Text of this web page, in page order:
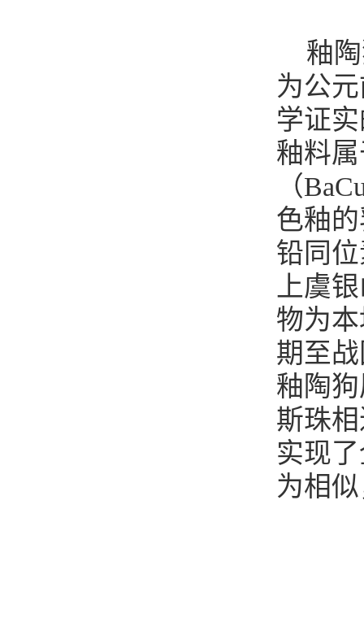
釉
为公
学证
釉料
（
色釉
铅同
上虞
物为
期至
釉陶
斯珠
实现
为相